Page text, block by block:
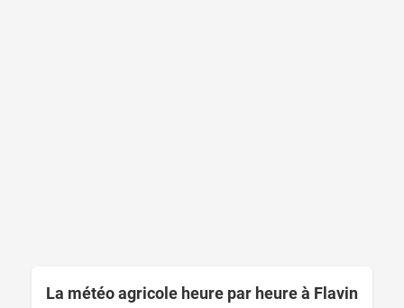
La météo agricole heure par heure à Flavin